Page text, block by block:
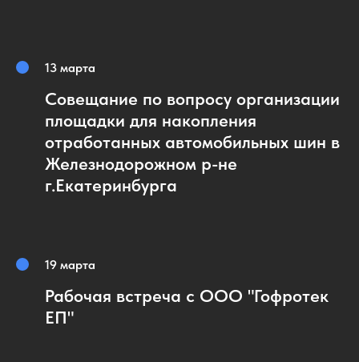
13 марта
Совещание по вопросу организации
площадки для накопления
отработанных автомобильных шин в
Железнодорожном р-не
г.Екатеринбурга
19 марта
Рабочая встреча с ООО "Гофротек
ЕП"